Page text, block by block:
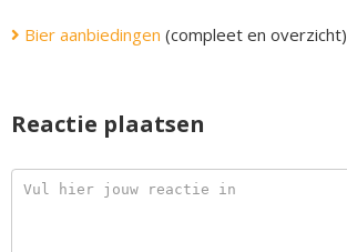
Bier aanbiedingen (compleet en overzicht)
Reactie plaatsen